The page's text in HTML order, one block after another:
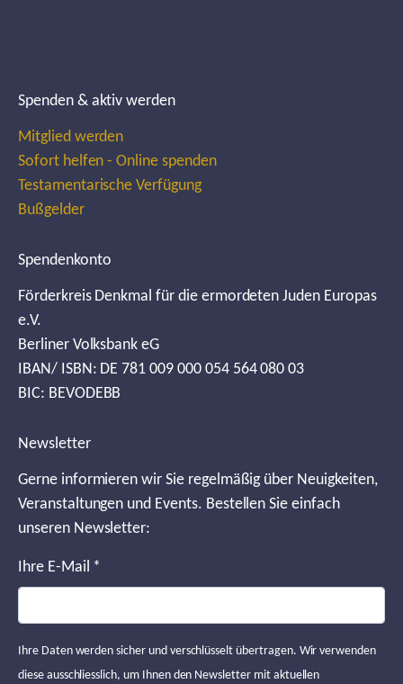
Spenden & aktiv werden
Mitglied werden
Sofort helfen - Online spenden
Testamentarische Verfügung
Bußgelder
Spendenkonto
Förderkreis Denkmal für die ermordeten Juden Europas
e.V.
Berliner Volksbank eG
IBAN/ ISBN: DE 781 009 000 054 564 080 03
BIC: BEVODEBB
Newsletter
Gerne informieren wir Sie regelmäßig über Neuigkeiten,
Veranstaltungen und Events. Bestellen Sie einfach
unseren Newsletter:
Ihre E-Mail *
Ihre Daten werden sicher und verschlüsselt übertragen. Wir verwenden
diese ausschliesslich, um Ihnen den Newsletter mit aktuellen